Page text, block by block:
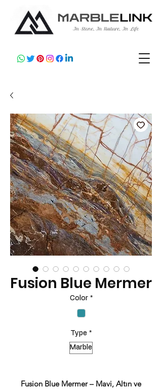
Fusion Blue Mermer
Color *
Type *
Marble
Fusion Blue Mermer – Mavi, Altın ve